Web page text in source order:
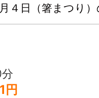
４日（箸まつり
の情報発信 【
円